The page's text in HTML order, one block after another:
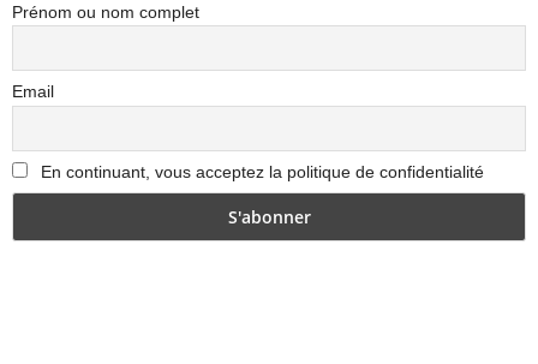
Prénom ou nom complet
Email
En continuant, vous acceptez la politique de confidentialité